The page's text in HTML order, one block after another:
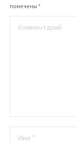
помечены *
Комментарий
Имя *